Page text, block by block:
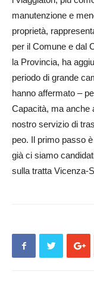
manutenzione e
proprietà,
per il Comune e dal
la Provincia, ha
periodo di gran­de
hanno af­fermato –
Capa­cità, ma anche
nostro servizio di
peo. Il primo passo
già ci siamo
sulla tratta Vicenza-